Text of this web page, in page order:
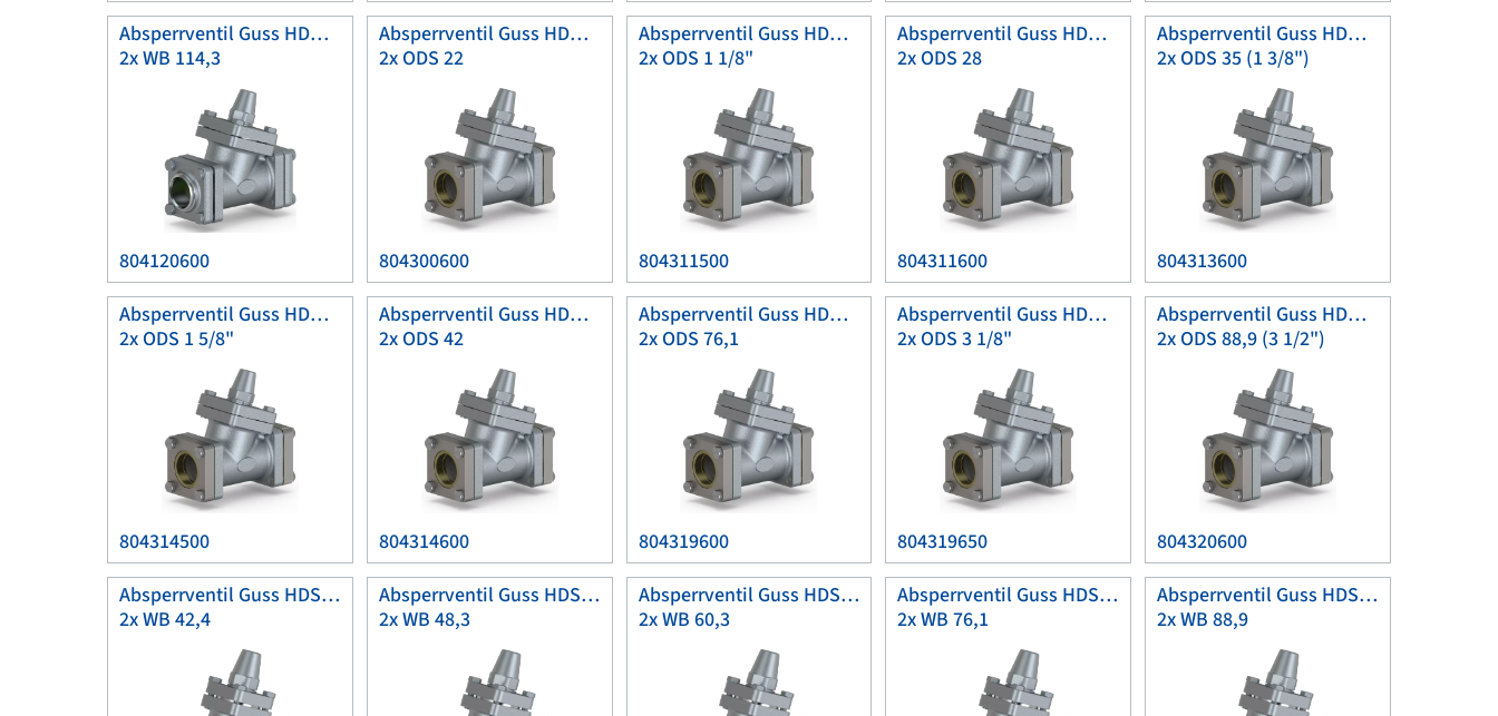
Absperrventil Guss HDK100
2x WB 114,3
804120600
Absperrventil Guss HDK25
2x ODS 22
804300600
Absperrventil Guss HDK25
2x ODS 1 1/8"
804311500
Absperrventil Guss HDK25
2x ODS 28
804311600
Absperrventil Guss HDK40
2x ODS 35 (1 3/8")
804313600
Absperrventil Guss HDK40
2x ODS 1 5/8"
804314500
Absperrventil Guss HDK40
2x ODS 42
804314600
Absperrventil Guss HDK80
2x ODS 76,1
804319600
Absperrventil Guss HDK80
2x ODS 3 1/8"
804319650
Absperrventil Guss HDK80
2x ODS 88,9 (3 1/2")
804320600
Absperrventil Guss HDSK32
2x WB 42,4
Absperrventil Guss HDSK40
2x WB 48,3
Absperrventil Guss HDSK50
2x WB 60,3
Absperrventil Guss HDSK65
2x WB 76,1
Absperrventil Guss HDSK80
2x WB 88,9